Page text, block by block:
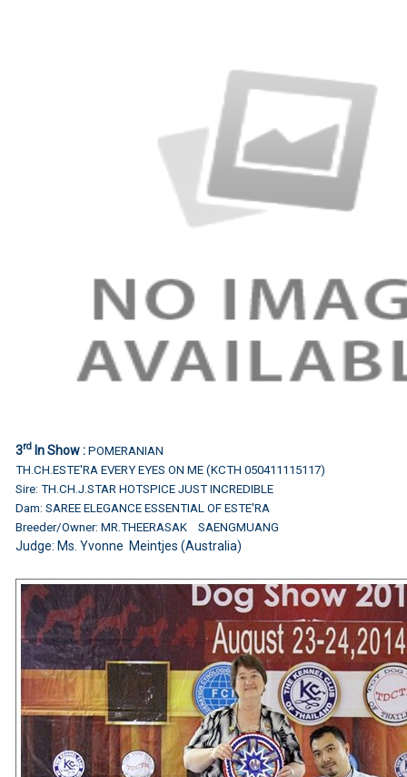
3rd In Show : POMERANIAN
TH.CH.ESTE'RA EVERY EYES ON ME (KCTH 050411115117)
Sire: TH.CH.J.STAR HOTSPICE JUST INCREDIBLE
Dam: SAREE ELEGANCE ESSENTIAL OF ESTE'RA
Breeder/Owner: MR.THEERASAK SAENGMUANG
Judge: Ms. Yvonne Meintjes (Australia)